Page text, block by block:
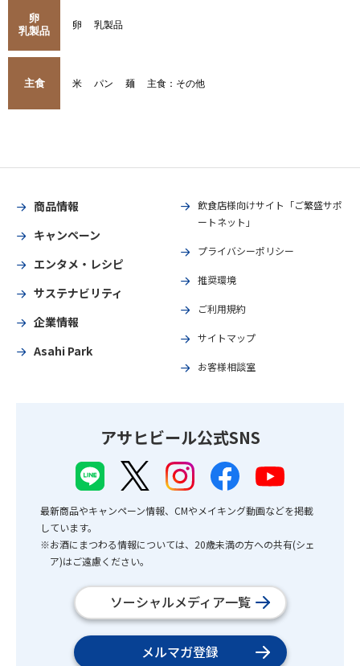
卵
乳製品
卵 乳製品
主食 米 パン 麺 主食：その他
商品情報
キャンペーン
エンタメ・レシピ
サステナビリティ
企業情報
Asahi Park
飲食店様向けサイト「ご繁盛サポ
ートネット」
プライバシーポリシー
推奨環境
ご利用規約
サイトマップ
お客様相談室
アサヒビール公式SNS
最新商品やキャンペーン情報、CMやメイキング動画などを掲載
しています。
※お酒にまつわる情報については、20歳未満の方への共有(シェ
ア)はご遠慮ください。
ソーシャルメディア一覧
メルマガ登録